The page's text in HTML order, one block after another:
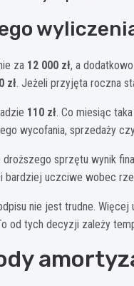
za 12 000 zł, a
zł. Jeżeli przyjęta roczna
110 zł. Co miesiąc
wycofania, sprzedaży
sprzętu wynik
bardziej uczciwe wobec
nie jest trudne.
od tych decyzji zależy